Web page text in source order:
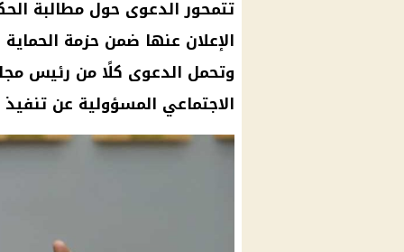
تتمحور الدعوى حول مطالبة
الإعلان عنها ضمن حزمة
وتحمل الدعوى كلًا من رئيس
الاجتماعي المسؤولية عن